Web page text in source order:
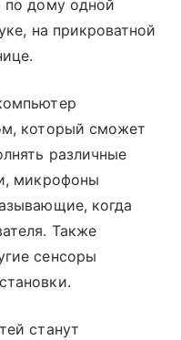
по дому одной
на прикроватной
который сможет
различные
микрофоны
когда
Также
сенсоры
станут